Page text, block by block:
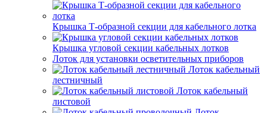
Крышка Т-образной секции для кабельного лотка
Крышка угловой секции кабельных лотков
Лоток для установки осветительных приборов
Лоток кабельный
лестничный
Лоток кабельный
листовой